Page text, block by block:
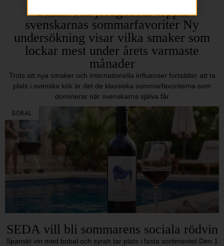
Grillat och jordgubbar toppar
svenskarnas sommarfavoriter Ny
undersökning visar vilka smaker som
lockar mest under årets varmaste
månader
Trots att nya smaker och internationella influenser fortsätter att ta
plats i svenska kök är det de klassiska sommarfavoriterna som
dominerar när svenskarna själva får
BOBAL
SEDA vill bli sommarens sociala rödvin
Spanskt vin med bobal och syrah tar plats i fasta sortimentet Den 1